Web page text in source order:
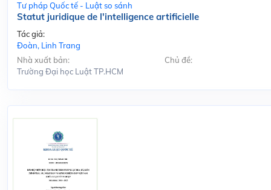
Tư pháp Quốc tế - Luật so sánh
Statut juridique de l'intelligence artificielle
Tác giả:
Đoàn, Linh Trang
Nhà xuất bản:
Trường Đại học Luật TP.HCM
Chủ đề: